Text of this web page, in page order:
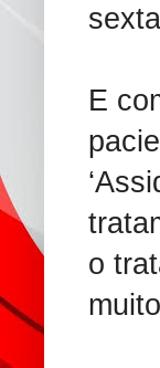
E
o